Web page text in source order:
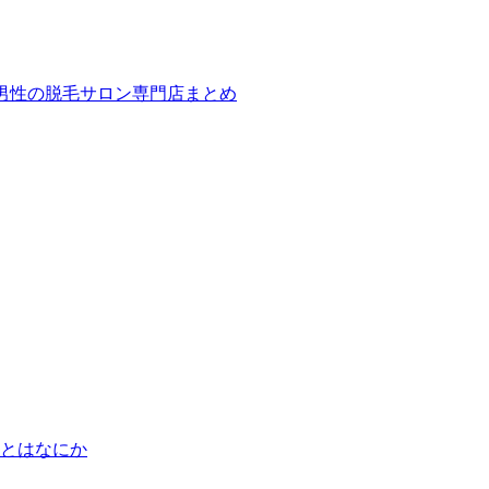
性の脱毛サロン専門店まとめ
はなにか